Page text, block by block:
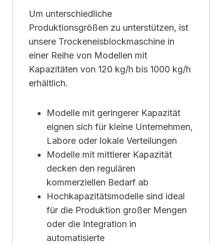
Um unterschiedliche
Produktionsgrößen zu unterstützen, ist
unsere Trockeneisblockmaschine in
einer Reihe von Modellen mit
Kapazitäten von 120 kg/h bis 1000 kg/h
erhältlich.
Modelle mit geringerer Kapazität
eignen sich für kleine Unternehmen,
Labore oder lokale Verteilungen
Modelle mit mittlerer Kapazität
decken den regulären
kommerziellen Bedarf ab
Hochkapazitätsmodelle sind ideal
für die Produktion großer Mengen
oder die Integration in
automatisierte